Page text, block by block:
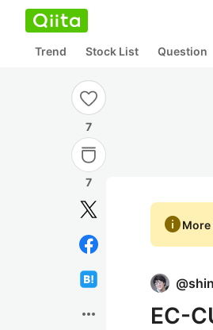
Trend Stock List Question
7
7
more_horiz
infoMore
@
EC-